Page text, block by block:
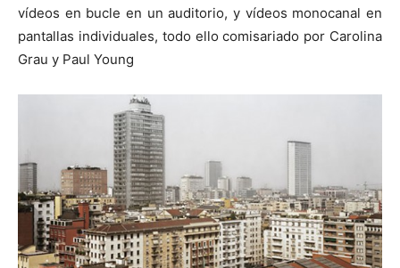
vídeos en bucle en un auditorio, y vídeos monocanal en
pantallas individuales, todo ello comisariado por Carolina
Grau y Paul Young